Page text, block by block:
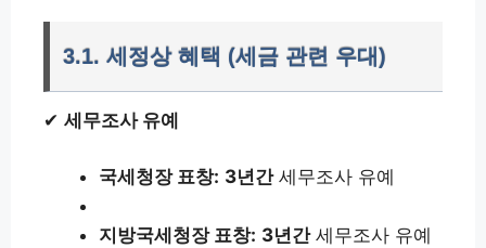
3.1. 세정상 혜택 (세금 관련 우대)
✔ 세무조사 유예
국세청장 표창: 3년간세무조사 유예
지방국세청장 표창: 3년간세무조사 유예